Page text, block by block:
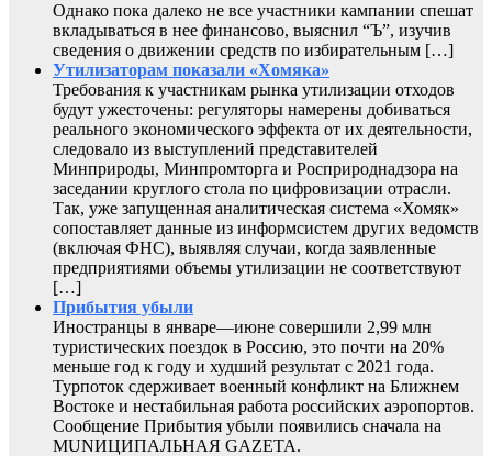
Однако пока далеко не все участники кампании спешат
вкладываться в нее финансово, выяснил “Ъ”, изучив
сведения о движении средств по избирательным […]
Утилизаторам показали «Хомяка»
Требования к участникам рынка утилизации отходов
будут ужесточены: регуляторы намерены добиваться
реального экономического эффекта от их деятельности,
следовало из выступлений представителей
Минприроды, Минпромторга и Росприроднадзора на
заседании круглого стола по цифровизации отрасли.
Так, уже запущенная аналитическая система «Хомяк»
сопоставляет данные из информсистем других ведомств
(включая ФНС), выявляя случаи, когда заявленные
предприятиями объемы утилизации не соответствуют
[…]
Прибытия убыли
Иностранцы в январе—июне совершили 2,99 млн
туристических поездок в Россию, это почти на 20%
меньше год к году и худший результат с 2021 года.
Турпоток сдерживает военный конфликт на Ближнем
Востоке и нестабильная работа российских аэропортов.
Сообщение Прибытия убыли появились сначала на
MUNИЦИПАЛЬНАЯ GAZЕТА.